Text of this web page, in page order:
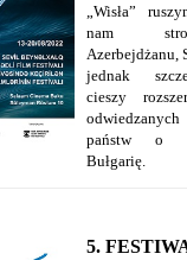
„Wisła”
nam
Azerbejdżanu,
jednak
cieszy
państw o
Bułgarię.
5.